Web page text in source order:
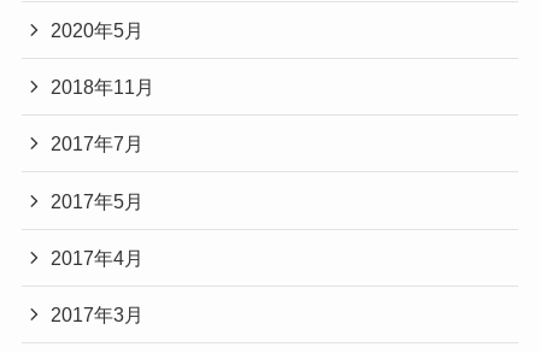
2020年5月
2018年11月
2017年7月
2017年5月
2017年4月
2017年3月